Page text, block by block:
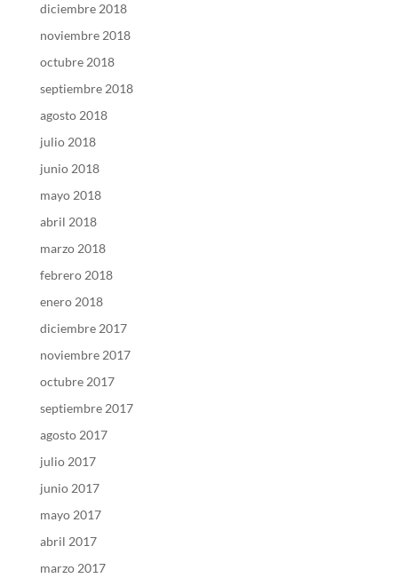
diciembre 2018
noviembre 2018
octubre 2018
septiembre 2018
agosto 2018
julio 2018
junio 2018
mayo 2018
abril 2018
marzo 2018
febrero 2018
enero 2018
diciembre 2017
noviembre 2017
octubre 2017
septiembre 2017
agosto 2017
julio 2017
junio 2017
mayo 2017
abril 2017
marzo 2017